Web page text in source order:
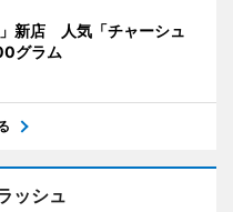
新店 人気「チャーシュ
グラム
ッシュ